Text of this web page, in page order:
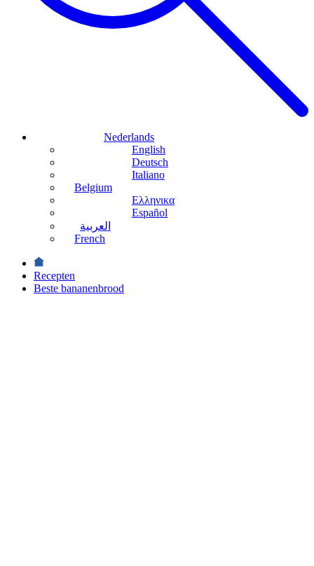
Nederlands
English
Deutsch
Italiano
Belgium
Ελληνικα
Español
العربية
French
Recepten
Beste bananenbrood